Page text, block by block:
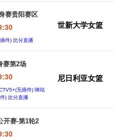
赛贵阳赛区
件) 比分直播
世新大学女篮
赛第2场
无插件) 咪咕
) 比分直播
尼日利亚女篮
开赛-第1轮2